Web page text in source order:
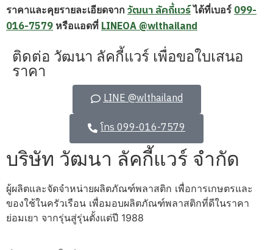
ราคาและคุยรายละเอียดจาก วัฒนา ลัคกี้แวร์ได้ที่เบอร์ 099-
016-7579 หรือแอดที่ LINEOA @wlthailand
ติดต่อ วัฒนา ลัคกี้แวร์ เพื่อขอใบเสนอ
ราคา
LINE @wlthailand
โทร 099-016-7579
บริษัท วัฒนา ลัคกี้แวร์ จำกัด
ผู้ผลิตและจัดจำหน่ายผลิตภัณฑ์พลาสติก เพื่อการเกษตรและ
ของใช้ในครัวเรือน เพื่อมอบผลิตภัณฑ์พลาสติกที่ดีในราคา
ย่อมเยา จากรุ่นสู่รุ่นตั้งแต่ปี 1988